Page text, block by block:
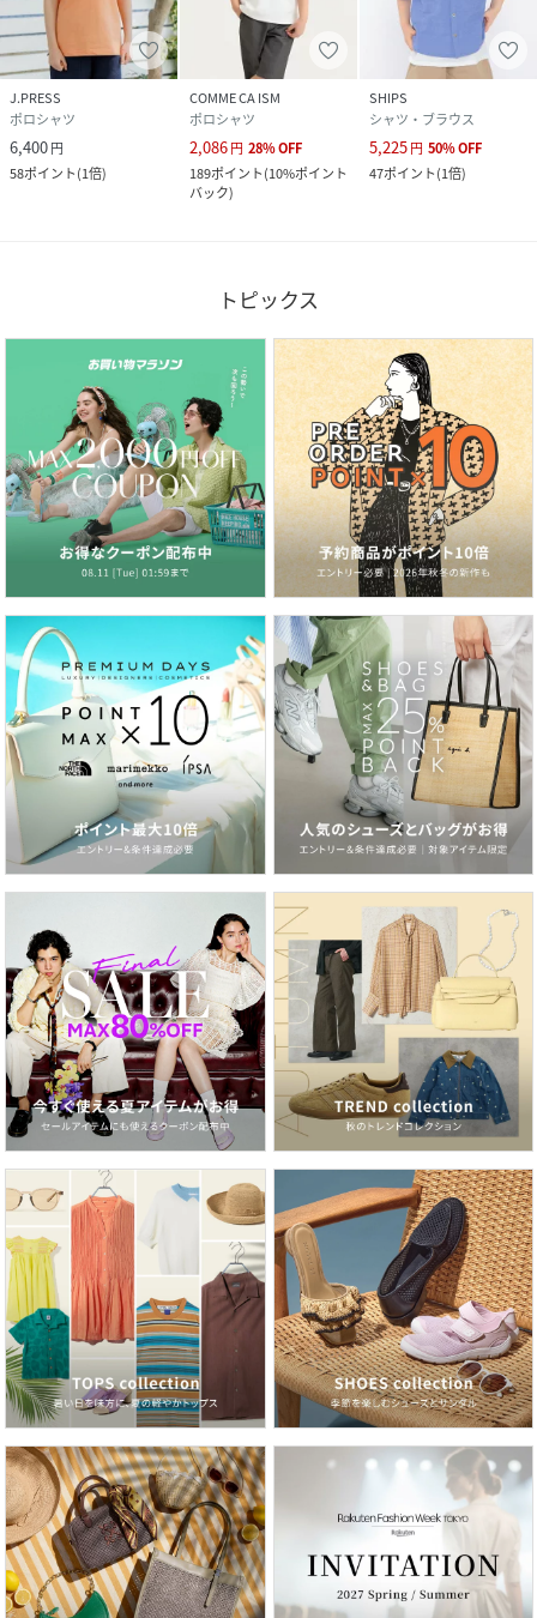
J.PRESS
ポロシャツ
6,400円
58ポイント(1倍)
COMME CA ISM
ポロシャツ
2,086円 28%OFF
189ポイント(10%ポイント
バック)
SHIPS
シャツ・ブラウス
5,225円 50%OFF
47ポイント(1倍)
トピックス